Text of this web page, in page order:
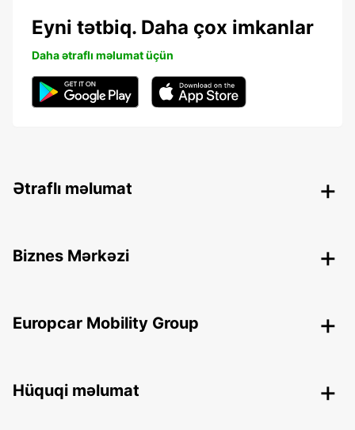
Eyni tətbiq. Daha çox imkanlar
Daha ətraflı məlumat üçün
Ətraflı məlumat
Biznes Mərkəzi
Europcar Mobility Group
Hüquqi məlumat